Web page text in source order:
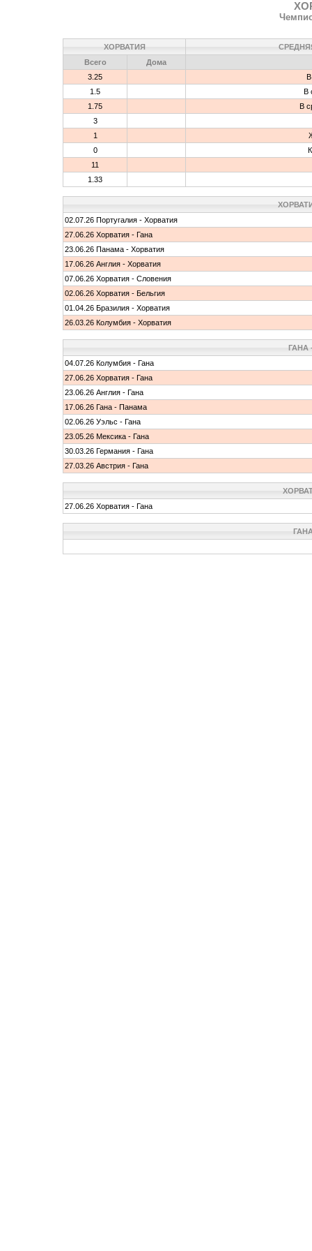
ХОРВАТИЯ
Всего
Дома
3.25
В
1.5
В
1.75
В
3
1
0
11
1.33
02.07.26 Португалия - Хорватия
27.06.26 Хорватия - Гана
23.06.26 Панама - Хорватия
17.06.26 Англия - Хорватия
07.06.26 Хорватия - Словения
02.06.26 Хорватия - Бельгия
01.04.26 Бразилия - Хорватия
26.03.26 Колумбия - Хорватия
ГАНА
04.07.26 Колумбия - Гана
27.06.26 Хорватия - Гана
23.06.26 Англия - Гана
17.06.26 Гана - Панама
02.06.26 Уэльс - Гана
23.05.26 Мексика - Гана
30.03.26 Германия - Гана
27.03.26 Австрия - Гана
27.06.26 Хорватия - Гана